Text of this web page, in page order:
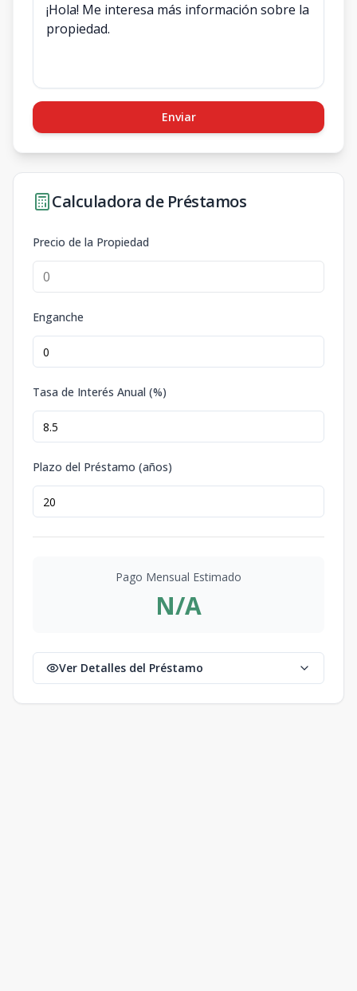
Enviar
Calculadora de Préstamos
Precio de la Propiedad
Enganche
Tasa de Interés Anual (%)
Plazo del Préstamo (años)
Pago Mensual Estimado
N/A
Ver Detalles del Préstamo